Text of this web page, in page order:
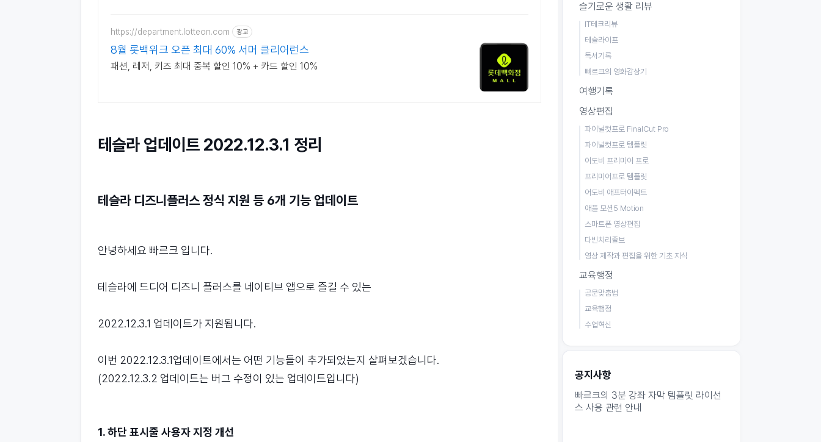
https://department.lotteon.com 광고
8월 롯백위크 오픈 최대 60% 서머 클리어런스
패션, 레저, 키즈 최대 중복 할인 10% + 카드 할인 10%
테슬라 업데이트 2022.12.3.1 정리
테슬라 디즈니플러스 정식 지원 등 6개 기능 업데이트
안녕하세요 빠르크 입니다.
테슬라에 드디어 디즈니 플러스를 네이티브 앱으로 즐길 수 있는
2022.12.3.1 업데이트가 지원됩니다.
이번 2022.12.3.1업데이트에서는 어떤 기능들이 추가되었는지 살펴보겠습니다.
(2022.12.3.2 업데이트는 버그 수정이 있는 업데이트입니다)
1. 하단 표시줄 사용자 지정 개선
슬기로운 생활 리뷰
IT테크리뷰
테슬라이프
독서기록
빠르크의 영화감상기
여행기록
영상편집
파이널컷프로 FinalCut Pro
파이널컷프로 템플릿
어도비 프리미어 프로
프리미어프로 템플릿
어도비 애프터이펙트
애플 모션5 Motion
스마트폰 영상편집
다빈치리졸브
영상 제작과 편집을 위한 기초 지식
교육행정
공문맞춤법
교육행정
수업혁신
공지사항
빠르크의 3분 강좌 자막 템플릿 라이선
스 사용 관련 안내